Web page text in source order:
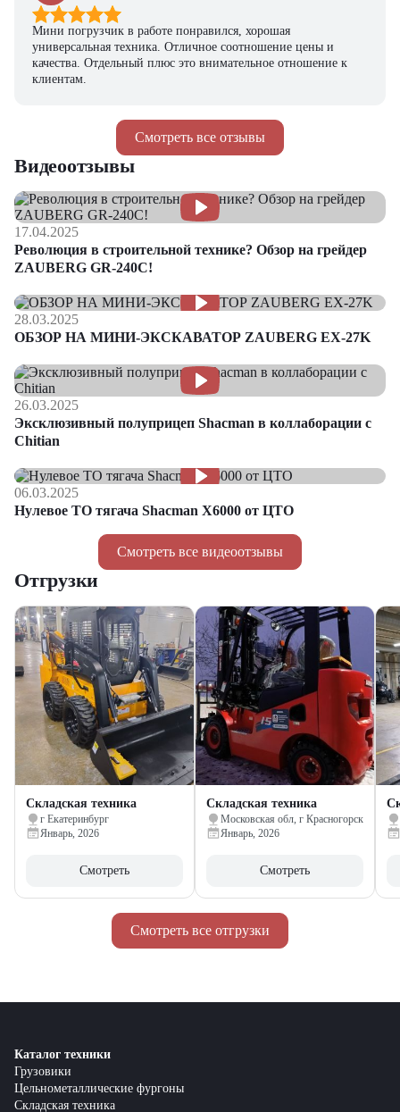
Смотреть все отзывы
Мини погрузчик в работе понравился, хорошая
универсальная техника. Отличное соотношение цены и
качества. Отдельный плюс это внимательное отношение к
клиентам.
Смотреть все видеоотзывы
Видеоотзывы
17.04.2025
Революция в строительной технике? Обзор на грейдер
ZAUBERG GR-240C!
28.03.2025
ОБЗОР НА МИНИ-ЭКСКАВАТОР ZAUBERG EX-27K
26.03.2025
Эксклюзивный полуприцеп Shacman в коллаборации с
Chitian
06.03.2025
Нулевое ТО тягача Shacman Х6000 от ЦТО
Смотреть все отгрузки
Отгрузки
Складская техника
г Екатеринбург
Январь, 2026
Смотреть
Складская техника
Московская обл, г Красногорск
Январь, 2026
Смотреть
Каталог техники
Грузовики
Цельнометаллические фургоны
Складская техника